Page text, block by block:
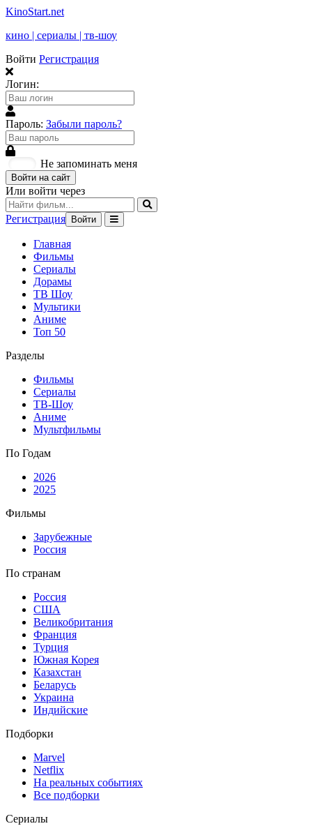
KinoStart.net
кино | сериалы | тв-шоу
Войти Регистрация
Логин:
Пароль: Забыли пароль?
Не запоминать меня
Войти на сайт
Или войти через
Регистрация Войти
Главная
Фильмы
Сериалы
Дорамы
ТВ Шоу
Мультики
Аниме
Топ 50
Разделы
Фильмы
Сериалы
ТВ-Шоу
Аниме
Мультфильмы
По Годам
2026
2025
Фильмы
Зарубежные
Россия
По странам
Россия
США
Великобритания
Франция
Турция
Южная Корея
Казахстан
Беларусь
Украина
Индийские
Подборки
Marvel
Netflix
На реальных событиях
Все подборки
Сериалы